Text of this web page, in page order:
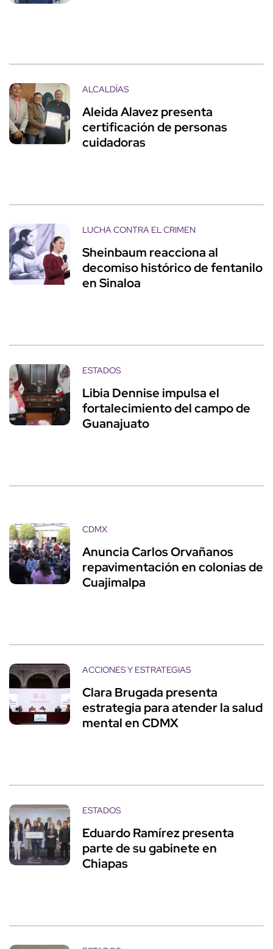
ALCALDÍAS
Aleida Alavez presenta
certificación de personas
cuidadoras
LUCHA CONTRA EL CRIMEN
Sheinbaum reacciona al
decomiso histórico de fentanilo
en Sinaloa
ESTADOS
Libia Dennise impulsa el
fortalecimiento del campo de
Guanajuato
CDMX
Anuncia Carlos Orvañanos
repavimentación en colonias de
Cuajimalpa
ACCIONES Y ESTRATEGIAS
Clara Brugada presenta
estrategia para atender la salud
mental en CDMX
ESTADOS
Eduardo Ramírez presenta
parte de su gabinete en
Chiapas